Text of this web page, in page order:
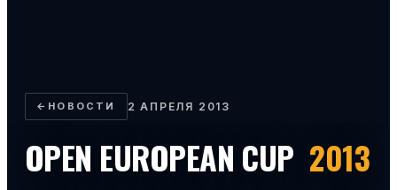
← НОВОСТИ 2 АПРЕЛЯ 2013
OPEN EUROPEAN CUP 2013